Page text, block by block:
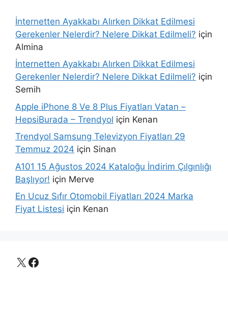
İnternetten Ayakkabı Alırken Dikkat Edilmesi
Gerekenler Nelerdir? Nelere Dikkat Edilmeli? için
Almina
İnternetten Ayakkabı Alırken Dikkat Edilmesi
Gerekenler Nelerdir? Nelere Dikkat Edilmeli? için
Semih
Apple iPhone 8 Ve 8 Plus Fiyatları Vatan –
HepsiBurada – Trendyol için Kenan
Trendyol Samsung Televizyon Fiyatları 29
Temmuz 2024 için Sinan
A101 15 Ağustos 2024 Kataloğu İndirim Çılgınlığı
Başlıyor! için Merve
En Ucuz Sıfır Otomobil Fiyatları 2024 Marka
Fiyat Listesi için Kenan
X Facebook